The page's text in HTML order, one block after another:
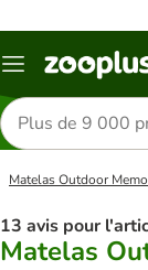
Menu
Rechercher
des
produits
Matelas Outdoor
13 avis pour
Matelas